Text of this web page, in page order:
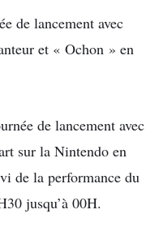
de lancement avec
et « Ochon » en
de lancement avec
sur la Nintendo en
de la performance du
jusqu’à 00H.